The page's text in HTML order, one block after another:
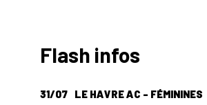
Flash infos
31/07 LE HAVRE AC - FÉMININES